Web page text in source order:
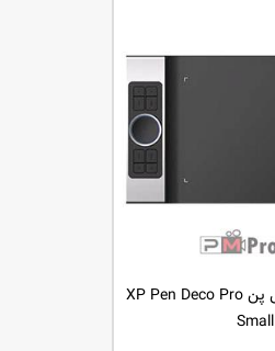
قلم نوری ایکس پی پن XP Pen Deco Pro
Small